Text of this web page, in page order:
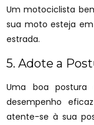
Um motociclista
sua moto esteja
estrada.
5. Adote a
Uma boa
desempenho
atente-se à sua